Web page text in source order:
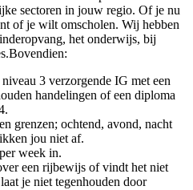
sectoren in jouw regio. Of je nu
of je wilt omscholen. Wij hebben
het onderwijs, bij
3 verzorgende IG met een
handelingen of een diploma
grenzen; ochtend, avond, nacht
jou niet af.
week in.
een rijbewijs of vindt het niet
je niet tegenhouden door